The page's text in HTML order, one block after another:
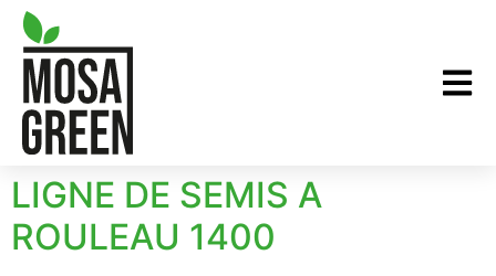
LIGNE DE SEMIS A
ROULEAU 1400